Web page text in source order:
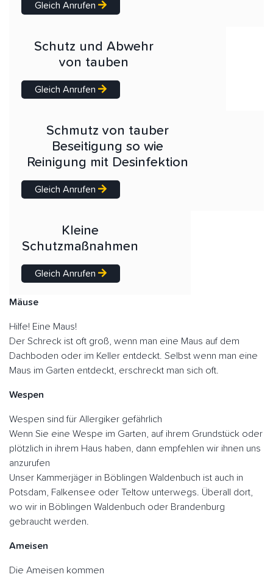
Gleich Anrufen
Schutz und Abwehr
von tauben
Gleich Anrufen
Schmutz von tauber
Beseitigung so wie
Reinigung mit Desinfektion
Gleich Anrufen
Kleine
Schutzmaßnahmen
Gleich Anrufen
Mäuse
Hilfe! Eine Maus!
Der Schreck ist oft groß, wenn man eine Maus auf dem
Dachboden oder im Keller entdeckt. Selbst wenn man eine
Maus im Garten entdeckt, erschreckt man sich oft.
Wespen
Wespen sind für Allergiker gefährlich
Wenn Sie eine Wespe im Garten, auf ihrem Grundstück oder
plötzlich in ihrem Haus haben, dann empfehlen wir ihnen uns
anzurufen
Unser Kammerjäger in Böblingen Waldenbuch ist auch in
Potsdam, Falkensee oder Teltow unterwegs. Überall dort,
wo wir in Böblingen Waldenbuch oder Brandenburg
gebraucht werden.
Ameisen
Die Ameisen kommen